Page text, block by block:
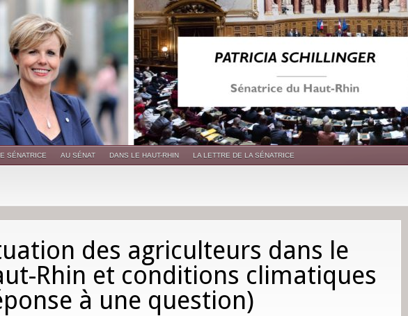
SÉNATRICE AU SÉNAT DANS LE HAUT-RHIN LA LETTRE DE LA SÉNATRICE
des agriculteurs dans le
Rhin et conditions climatiques
à une question)